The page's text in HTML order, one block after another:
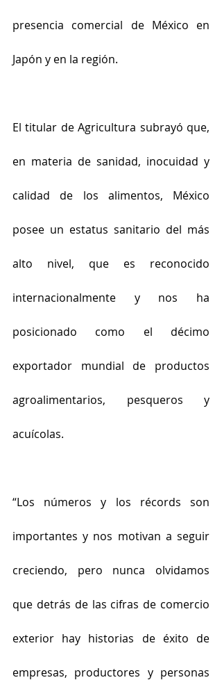
presencia comercial de México en
Japón y en la región.
El titular de Agricultura subrayó que,
en materia de sanidad, inocuidad y
calidad de los alimentos, México
posee un estatus sanitario del más
alto nivel, que es reconocido
internacionalmente y nos ha
posicionado como el décimo
exportador mundial de productos
agroalimentarios, pesqueros y
acuícolas.
“Los números y los récords son
importantes y nos motivan a seguir
creciendo, pero nunca olvidamos
que detrás de las cifras de comercio
exterior hay historias de éxito de
empresas, productores y personas